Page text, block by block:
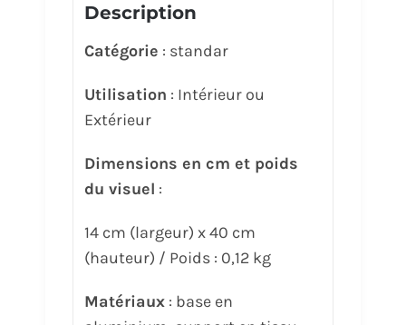
Description
Catégorie : standar
Utilisation : Intérieur ou
Extérieur
Dimensions en cm et poids
du visuel :
14 cm (largeur) x 40 cm
(hauteur) / Poids : 0,12 kg
Matériaux: base en